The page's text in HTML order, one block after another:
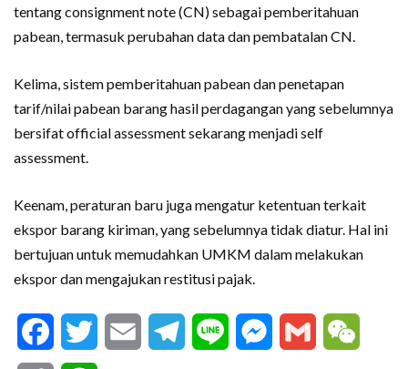
tentang consignment note (CN) sebagai pemberitahuan
pabean, termasuk perubahan data dan pembatalan CN.
Kelima, sistem pemberitahuan pabean dan penetapan
tarif/nilai pabean barang hasil perdagangan yang sebelumnya
bersifat official assessment sekarang menjadi self
assessment.
Keenam, peraturan baru juga mengatur ketentuan terkait
ekspor barang kiriman, yang sebelumnya tidak diatur. Hal ini
bertujuan untuk memudahkan UMKM dalam melakukan
ekspor dan mengajukan restitusi pajak.
FacebookTwitter Email Telegram
Line Messenger
Gmail